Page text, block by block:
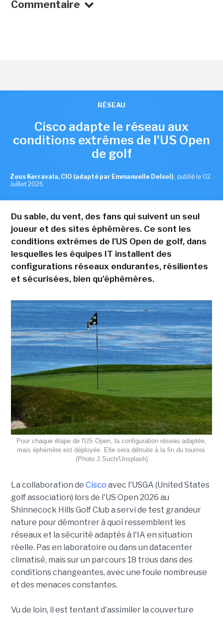
Commentaire
RÉSEAU
Cisco adapte le réseau aux
conditions extrêmes de l'US Open
de golf
Zeus Kerravala, CIO (adapté par Emmanuelle Delsol) , publié le 02
Juillet 2026
Du sable, du vent, des fans qui suivent un seul
joueur et des sites éphémères. Ce sont les
conditions extrêmes de l'US Open de golf, dans
lesquelles les équipes IT installent des
configurations réseaux endurantes, résilientes
et sécurisées, bien qu'éphémères.
Pour chaque étape de l'US Open, la configuration réseau adaptée,
mais éphémère est déployée. Elle sera détruite à la fin du tournoi.
(Photo J.Such/Unsplash)
La collaboration de Cisco avec l'USGA (United States
golf association) lors de l'US Open 2026 au
Shinnecock Hills Golf Club a servi de test grandeur
nature pour démontrer à quoi ressemblent les
réseaux et la sécurité adaptés à l'IA en situation
réelle. Pas en laboratoire ou dans un datacenter
climatisé, mais sur un parcours 18 trous dans des
conditions changeantes, avec une foule nombreuse
et des menaces constantes.
Vu de loin, il est tentant d'assimiler la couverture